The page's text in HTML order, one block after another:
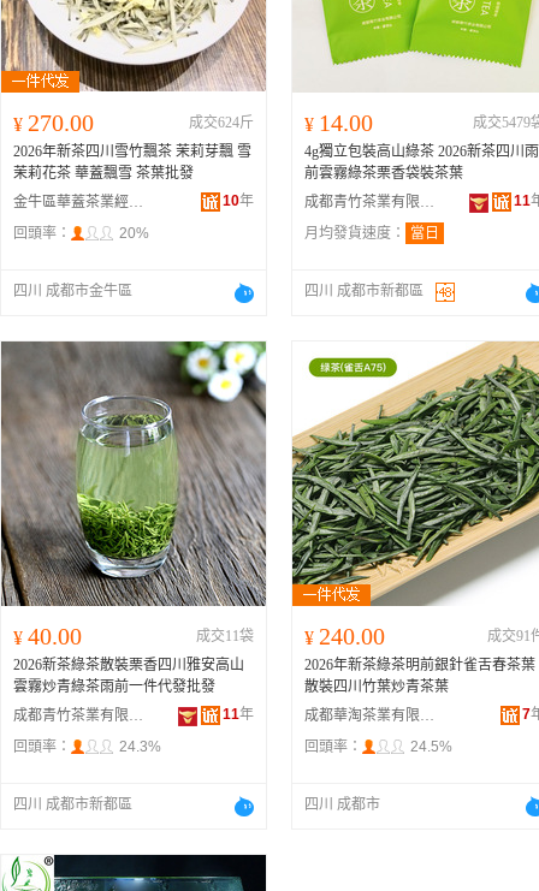
¥ 270.00
成交624斤
2026年新茶四川雪竹飄茶 茉莉芽飄 雪
茉莉花茶 華蓋飄雪 茶葉批發
金牛區華蓋茶業經營部
10年
回頭率：
20%
四川 成都市金牛區
¥ 14.00
成交5479
4g獨立包裝高山綠茶 2026新茶四川雨
前雲霧綠茶栗香袋裝茶葉
成都青竹茶業有限公司
11
月均發貨速度：
當日
四川 成都市新都區
¥ 40.00
成交11袋
2026新茶綠茶散裝栗香四川雅安高山
雲霧炒青綠茶雨前一件代發批發
成都青竹茶業有限公司
11年
回頭率：
24.3%
四川 成都市新都區
¥ 240.00
成交91
2026年新茶綠茶明前銀針雀舌春茶葉
散裝四川竹葉炒青茶葉
成都華淘茶業有限公司
7
回頭率：
24.5%
四川 成都市